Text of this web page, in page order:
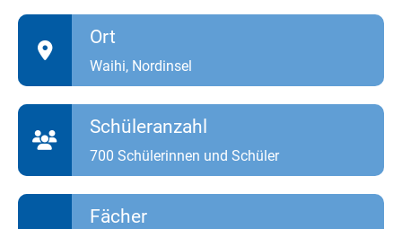
Ort
Waihi, Nordinsel
Schüleranzahl
700 Schülerinnen und Schüler
Fächer